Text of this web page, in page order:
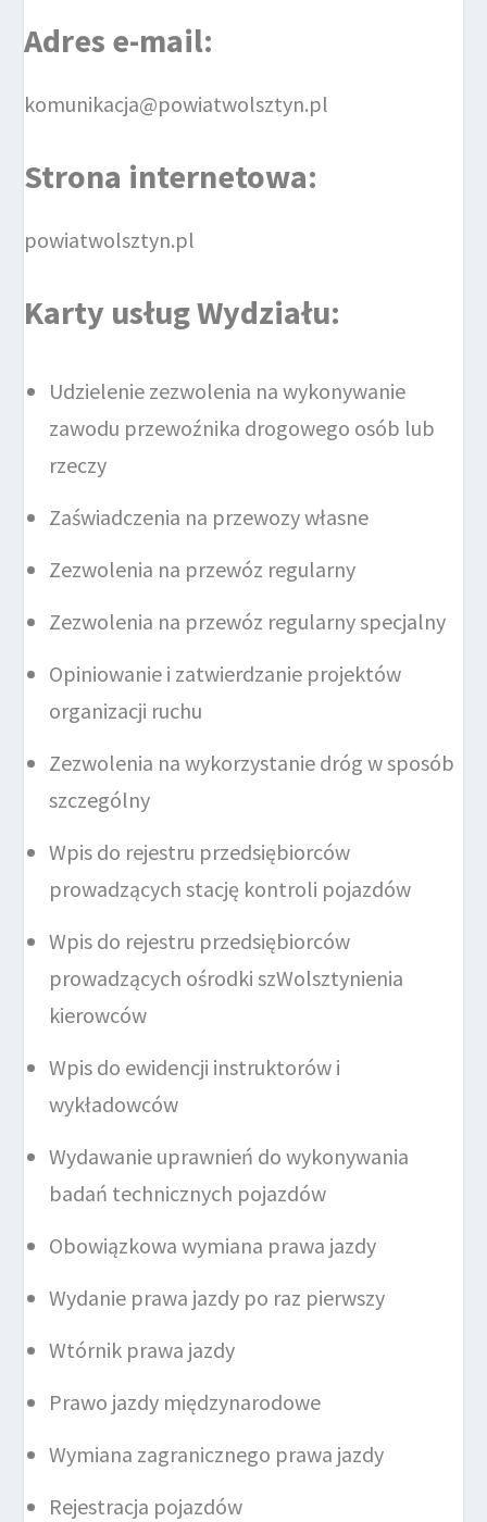
Adres e-mail:
komunikacja@powiatwolsztyn.pl
Strona internetowa:
powiatwolsztyn.pl
Karty usług Wydziału:
Udzielenie zezwolenia na wykonywanie
zawodu przewoźnika drogowego osób lub
rzeczy
Zaświadczenia na przewozy własne
Zezwolenia na przewóz regularny
Zezwolenia na przewóz regularny specjalny
Opiniowanie i zatwierdzanie projektów
organizacji ruchu
Zezwolenia na wykorzystanie dróg w sposób
szczególny
Wpis do rejestru przedsiębiorców
prowadzących stację kontroli pojazdów
Wpis do rejestru przedsiębiorców
prowadzących ośrodki szWolsztynienia
kierowców
Wpis do ewidencji instruktorów i
wykładowców
Wydawanie uprawnień do wykonywania
badań technicznych pojazdów
Obowiązkowa wymiana prawa jazdy
Wydanie prawa jazdy po raz pierwszy
Wtórnik prawa jazdy
Prawo jazdy międzynarodowe
Wymiana zagranicznego prawa jazdy
Rejestracja pojazdów